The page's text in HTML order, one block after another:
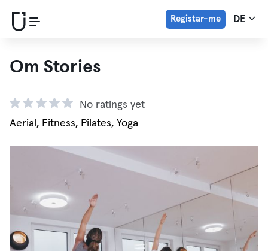
Registar-me DE
Om Stories
No ratings yet
Aerial, Fitness, Pilates, Yoga